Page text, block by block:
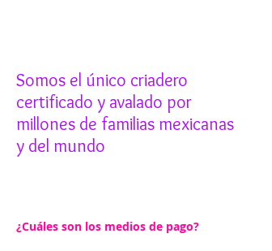
Somos el único criadero
certificado y avalado por
millones de familias mexicanas
y del mundo
¿Cuáles son los medios de pago?